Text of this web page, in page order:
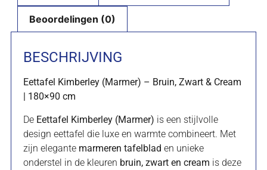
Beoordelingen (0)
BESCHRIJVING
Eettafel Kimberley (Marmer) – Bruin, Zwart & Cream
| 180×90 cm
De Eettafel Kimberley (Marmer) is een stijlvolle
design eettafel die luxe en warmte combineert. Met
zijn elegante marmeren tafelblad en unieke
onderstel in de kleuren bruin, zwart en cream is deze